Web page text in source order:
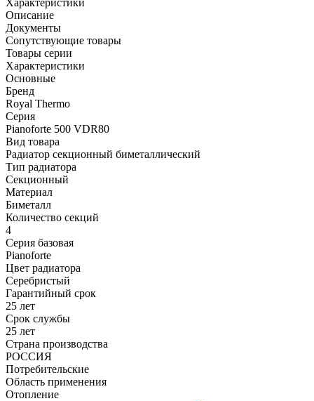
Описание
Документы
Сопутствующие товары
Товары серии
Характеристики
Основные
Бренд
Royal Thermo
Серия
Pianoforte 500 VDR80
Вид товара
Радиатор секционный биметаллический
Тип радиатора
Секционный
Материал
Биметалл
Количество секций
4
Серия базовая
Pianoforte
Цвет радиатора
Серебристый
Гарантийный срок
25 лет
Срок службы
25 лет
Страна производства
РОССИЯ
Потребительские
Область применения
Отопление